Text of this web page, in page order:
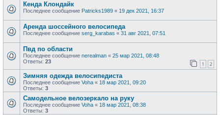
Кенда Клондайк
Последнее сообщение Patricks1989 « 19 дек 2021, 16:37
Аренда шоссейного велосипеда
Последнее сообщение serg_karabas « 31 авг 2021, 07:51
Пвд по области
Последнее сообщение nerealman « 25 мар 2021, 08:48
Ответы: 23 1 2
Зимняя одежда велосипедиста
Последнее сообщение Voha « 18 мар 2021, 09:20
Ответы: 3
Самодельное велозеркало на руку
Последнее сообщение Voha « 18 мар 2021, 08:38
Ответы: 3